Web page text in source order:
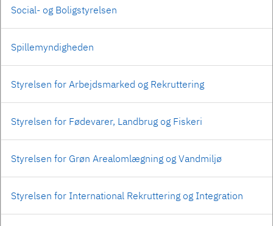
Social- og Boligstyrelsen
Spillemyndigheden
Styrelsen for Arbejdsmarked og Rekruttering
Styrelsen for Fødevarer, Landbrug og Fiskeri
Styrelsen for Grøn Arealomlægning og Vandmiljø
Styrelsen for International Rekruttering og Integration